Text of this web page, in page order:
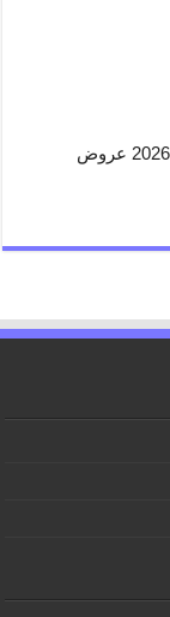
عروض ويست زون اليوم 20 يناير حتى 21 يناير 2026 عروض